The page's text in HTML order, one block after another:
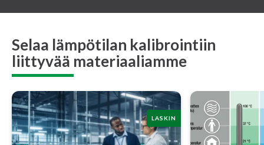
Selaa lämpötilan kalibrointiin
liittyvää materiaaliamme
LASKIN